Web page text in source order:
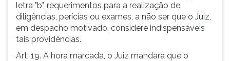
letra "b", requerimentos para a realização de
diligências, perícias ou exames, a não ser que o Juiz,
em despacho motivado, considere indispensáveis
tais providências.
Art. 19. A hora marcada, o Juiz mandará que o